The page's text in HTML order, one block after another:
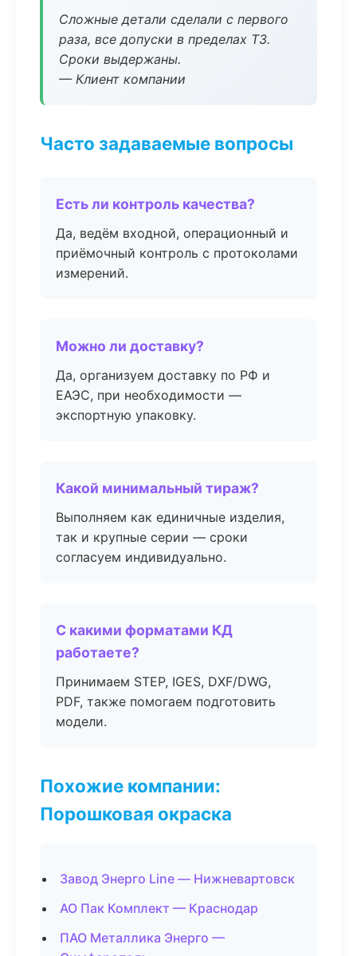
Сложные детали сделали с первого
раза, все допуски в пределах ТЗ.
Сроки выдержаны.
— Клиент компании
Часто задаваемые вопросы
Есть ли контроль качества?
Да, ведём входной, операционный и
приёмочный контроль с протоколами
измерений.
Можно ли доставку?
Да, организуем доставку по РФ и
ЕАЭС, при необходимости —
экспортную упаковку.
Какой минимальный тираж?
Выполняем как единичные изделия,
так и крупные серии — сроки
согласуем индивидуально.
С какими форматами КД
работаете?
Принимаем STEP, IGES, DXF/DWG,
PDF, также помогаем подготовить
модели.
Похожие компании:
Порошковая окраска
Завод Энерго Line — Нижневартовск
АО Пак Комплект — Краснодар
ПАО Металлика Энерго —